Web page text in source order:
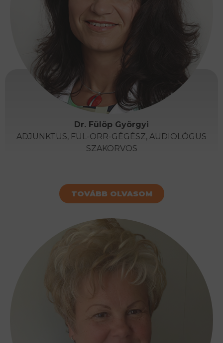
Dr. Fülöp Györgyi
ADJUNKTUS, FÜL-ORR-GÉGÉSZ, AUDIOLÓGUS
SZAKORVOS
TOVÁBB OLVASOM